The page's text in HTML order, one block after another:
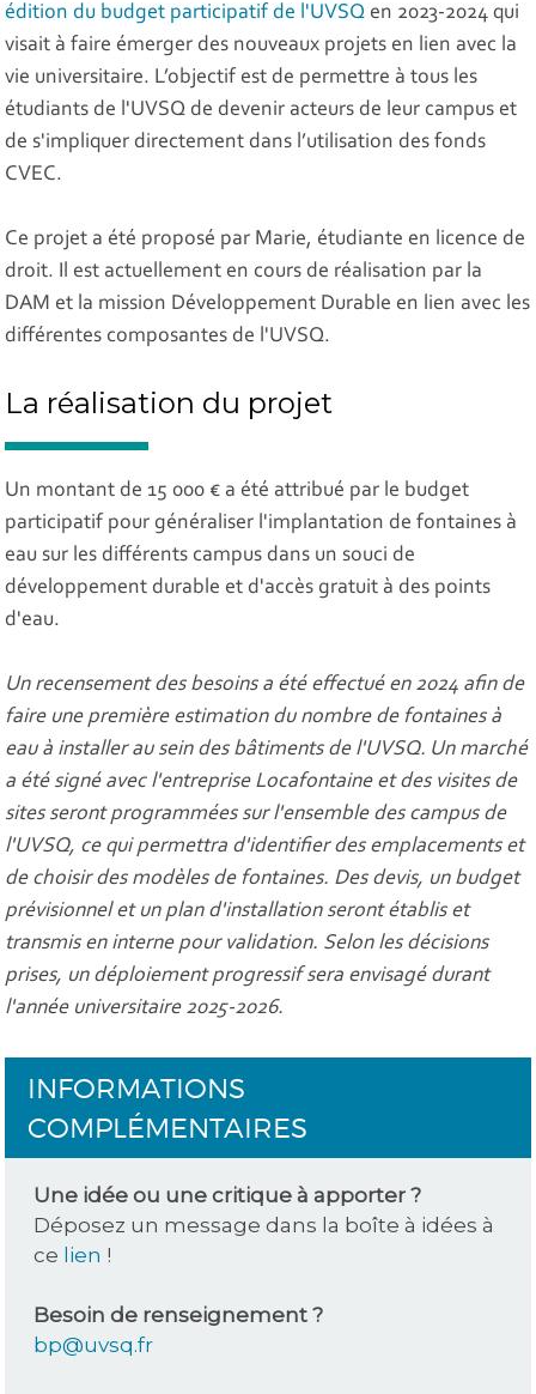
édition du budget participatif de l'UVSQ en 2023-2024 qui
visait à faire émerger des nouveaux projets en lien avec la
vie universitaire. L’objectif est de permettre à tous les
étudiants de l'UVSQ de devenir acteurs de leur campus et
de s'impliquer directement dans l’utilisation des fonds
CVEC.
Ce projet a été proposé par Marie, étudiante en licence de
droit. Il est actuellement en cours de réalisation par la
DAM et la mission Développement Durable en lien avec les
différentes composantes de l'UVSQ.
La réalisation du projet
Un montant de 15 000 € a été attribué par le budget
participatif pour généraliser l'implantation de fontaines à
eau sur les différents campus dans un souci de
développement durable et d'accès gratuit à des points
d'eau.
Un recensement des besoins a été effectué en 2024 afin de
faire une première estimation du nombre de fontaines à
eau à installer au sein des bâtiments de l'UVSQ. Un marché
a été signé avec l'entreprise Locafontaine et des visites de
sites seront programmées sur l'ensemble des campus de
l'UVSQ, ce qui permettra d'identifier des emplacements et
de choisir des modèles de fontaines. Des devis, un budget
prévisionnel et un plan d'installation seront établis et
transmis en interne pour validation. Selon les décisions
prises, un déploiement progressif sera envisagé durant
l'année universitaire 2025-2026.
INFORMATIONS
COMPLÉMENTAIRES
Une idée ou une critique à apporter ?
Déposez un message dans la boîte à idées à
ce lien !
Besoin de renseignement ?
bp@uvsq.fr